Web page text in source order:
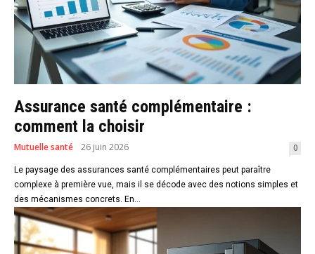
Assurance santé complémentaire :
comment la choisir
Mutuelle santé 26 juin 2026 0
Le paysage des assurances santé complémentaires peut paraître
complexe à première vue, mais il se décode avec des notions simples et
des mécanismes concrets. En...